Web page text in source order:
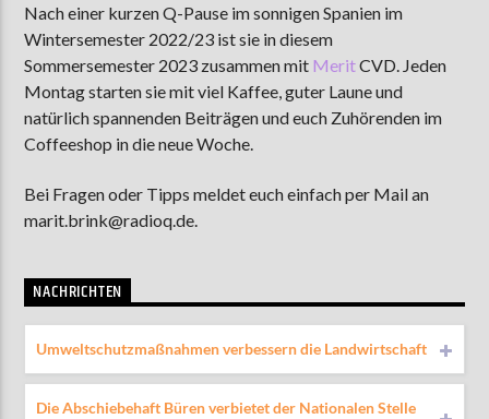
AKTUELLE SENDUNG
MOEBIUS
12:00 24:00
ZU HÖREN INMünster90,9 MHz 103,9 MHz
Nach einer kurzen Q-Pause im sonnigen Spanien im
Wintersemester 2022/23 ist sie in diesem
Sommersemester 2023 zusammen mit MeritCVD. Jeden
Montag starten sie mit viel Kaffee, guter Laune und
natürlich spannenden Beiträgen und euch Zuhörenden im
Coffeeshop in die neue Woche.
Bei Fragen oder Tipps meldet euch einfach per Mail an
marit.brink@radioq.de.
NACHRICHTEN
Umweltschutzmaßnahmen verbessern die Landwirtschaft
Die Abschiebehaft Büren verbietet der Nationalen Stelle